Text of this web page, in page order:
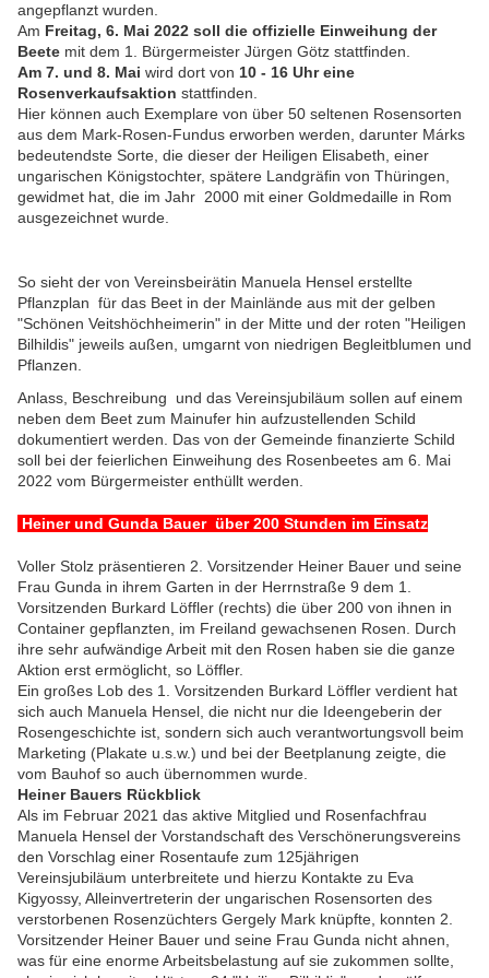
angepflanzt wurden.
Am Freitag, 6. Mai 2022 soll die offizielle Einweihung der
Beete mit dem 1. Bürgermeister Jürgen Götz stattfinden.
Am 7. und 8. Mai wird dort von 10 - 16 Uhr eine
Rosenverkaufsaktion stattfinden.
Hier können auch Exemplare von über 50 seltenen Rosensorten
aus dem Mark-Rosen-Fundus erworben werden, darunter Márks
bedeutendste Sorte, die dieser der Heiligen Elisabeth, einer
ungarischen Königstochter, spätere Landgräfin von Thüringen,
gewidmet hat, die im Jahr 2000 mit einer Goldmedaille in Rom
ausgezeichnet wurde.
So sieht der von Vereinsbeirätin Manuela Hensel erstellte
Pflanzplan für das Beet in der Mainlände aus mit der gelben
"Schönen Veitshöchheimerin" in der Mitte und der roten "Heiligen
Bilhildis" jeweils außen, umgarnt von niedrigen Begleitblumen und
Pflanzen.
Anlass, Beschreibung und das Vereinsjubiläum sollen auf einem
neben dem Beet zum Mainufer hin aufzustellenden Schild
dokumentiert werden. Das von der Gemeinde finanzierte Schild
soll bei der feierlichen Einweihung des Rosenbeetes am 6. Mai
2022 vom Bürgermeister enthüllt werden.
Heiner und Gunda Bauer über 200 Stunden im Einsatz
Voller Stolz präsentieren 2. Vorsitzender Heiner Bauer und seine
Frau Gunda in ihrem Garten in der Herrnstraße 9 dem 1.
Vorsitzenden Burkard Löffler (rechts) die über 200 von ihnen in
Container gepflanzten, im Freiland gewachsenen Rosen. Durch
ihre sehr aufwändige Arbeit mit den Rosen haben sie die ganze
Aktion erst ermöglicht, so Löffler.
Ein großes Lob des 1. Vorsitzenden Burkard Löffler verdient hat
sich auch Manuela Hensel, die nicht nur die Ideengeberin der
Rosengeschichte ist, sondern sich auch verantwortungsvoll beim
Marketing (Plakate u.s.w.) und bei der Beetplanung zeigte, die
vom Bauhof so auch übernommen wurde.
Heiner Bauers Rückblick
Als im Februar 2021 das aktive Mitglied und Rosenfachfrau
Manuela Hensel der Vorstandschaft des Verschönerungsvereins
den Vorschlag einer Rosentaufe zum 125jährigen
Vereinsjubiläum unterbreitete und hierzu Kontakte zu Eva
Kigyossy, Alleinvertreterin der ungarischen Rosensorten des
verstorbenen Rosenzüchters Gergely Mark knüpfte, konnten 2.
Vorsitzender Heiner Bauer und seine Frau Gunda nicht ahnen,
was für eine enorme Arbeitsbelastung auf sie zukommen sollte,